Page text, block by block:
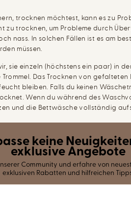
trocknen möchtest, kann es zu
trocknen, um Probleme durch
nass. In solchen Fällen ist es am
müssen.
sie einzeln (höchstens ein paar) in
Das Trocknen von
bleiben. Falls du keinen
Wenn du während des
und die Bettwäsche vollständig
keine
exklusive Angebote
Community und erfahre von
exklusiven Rabatten und hilfreichen